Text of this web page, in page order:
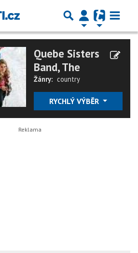
Quebe Sisters
Band, The
Žánry: country
RYCHLÝ VÝBĚR